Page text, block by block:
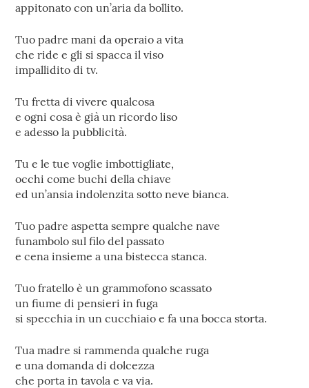
appitonato con un’aria da bollito.
Tuo padre mani da operaio a vita
che ride e gli si spacca il viso
impallidito di tv.
Tu fretta di vivere qualcosa
e ogni cosa è già un ricordo liso
e adesso la pubblicità.
Tu e le tue voglie imbottigliate,
occhi come buchi della chiave
ed un’ansia indolenzita sotto neve bianca.
Tuo padre aspetta sempre qualche nave
funambolo sul filo del passato
e cena insieme a una bistecca stanca.
Tuo fratello è un grammofono scassato
un fiume di pensieri in fuga
si specchia in un cucchiaio e fa una bocca storta.
Tua madre si rammenda qualche ruga
e una domanda di dolcezza
che porta in tavola e va via.